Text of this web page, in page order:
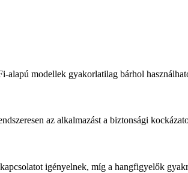
modellek gyakorlatilag bárhol
az alkalmazást a biztonsági
igényelnek, míg a hangfigyelők